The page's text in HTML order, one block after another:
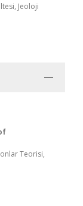
Jeoloji
Teorisi,